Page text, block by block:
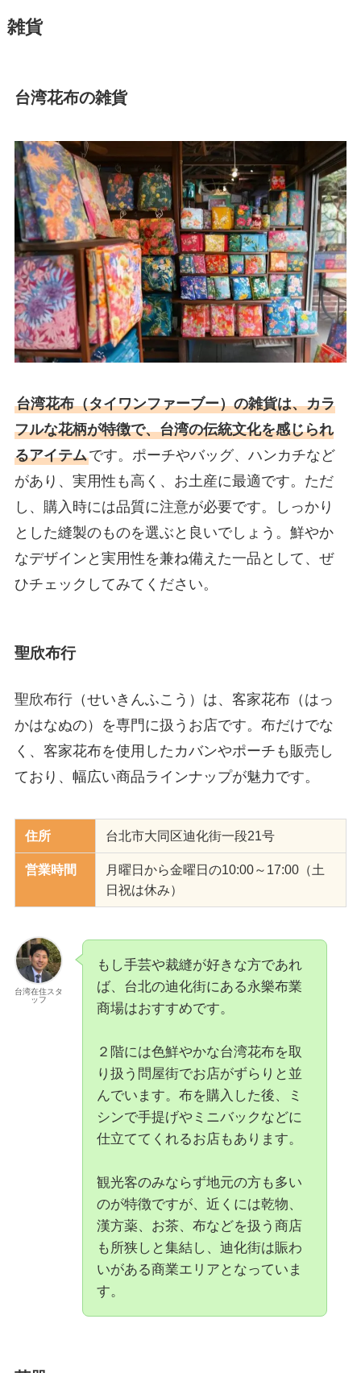
雑貨
台湾花布の雑貨
台湾花布（タイワンファーブー）の雑貨は、カラ
フルな花柄が特徴で、台湾の伝統文化を感じられ
るアイテムです。ポーチやバッグ、ハンカチなど
があり、実用性も高く、お土産に最適です。ただ
し、購入時には品質に注意が必要です。しっかり
とした縫製のものを選ぶと良いでしょう。鮮やか
なデザインと実用性を兼ね備えた一品として、ぜ
ひチェックしてみてください。
聖欣布行
聖欣布行（せいきんふこう）は、客家花布（はっ
かはなぬの）を専門に扱うお店です。布だけでな
く、客家花布を使用したカバンやポーチも販売し
ており、幅広い商品ラインナップが魅力です。
住所 台北市大同区迪化街一段21号
営業時間
月曜日から金曜日の10:00～17:00（土
日祝は休み）
台湾在住スタ
ッフ
もし手芸や裁縫が好きな方であれ
ば、台北の迪化街にある永樂布業
商場はおすすめです。
２階には色鮮やかな台湾花布を取
り扱う問屋街でお店がずらりと並
んでいます。布を購入した後、ミ
シンで手提げやミニバックなどに
仕立ててくれるお店もあります。
観光客のみならず地元の方も多い
のが特徴ですが、近くには乾物、
漢方薬、お茶、布などを扱う商店
も所狭しと集結し、迪化街は賑わ
いがある商業エリアとなっていま
す。